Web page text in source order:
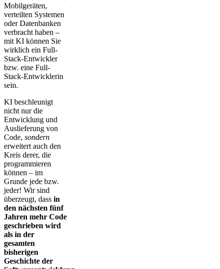
Mobilgeräten,
verteilten Systemen
oder Datenbanken
verbracht haben –
mit KI können Sie
wirklich ein Full-
Stack-Entwickler
bzw. eine Full-
Stack-Entwicklerin
sein.
KI beschleunigt
nicht nur die
Entwicklung und
Auslieferung von
Code, sondern
erweitert auch den
Kreis derer, die
programmieren
können – im
Grunde jede bzw.
jeder! Wir sind
überzeugt, dass in
den nächsten fünf
Jahren mehr Code
geschrieben wird
als in der
gesamten
bisherigen
Geschichte der